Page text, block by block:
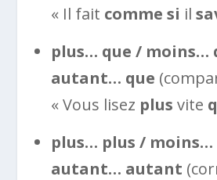
« Il fait comme si il
plus… que / moins…
autant… que
« Vous lisez plus vite
plus… plus /
autant… autant